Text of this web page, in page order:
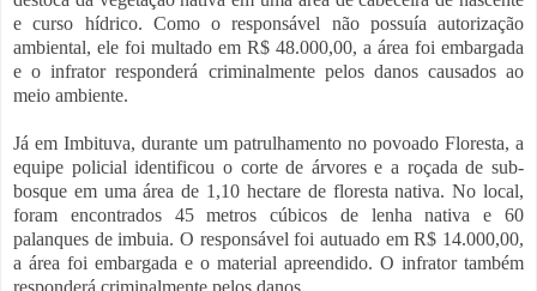
e curso hídrico. Como o responsável não possuía autorização
ambiental, ele foi multado em R$ 48.000,00, a área foi embargada
e o infrator responderá criminalmente pelos danos causados ao
meio ambiente.
Já em Imbituva, durante um patrulhamento no povoado Floresta, a
equipe policial identificou o corte de árvores e a roçada de sub-
bosque em uma área de 1,10 hectare de floresta nativa. No local,
foram encontrados 45 metros cúbicos de lenha nativa e 60
palanques de imbuia. O responsável foi autuado em R$ 14.000,00,
a área foi embargada e o material apreendido. O infrator também
responderá criminalmente pelos danos.